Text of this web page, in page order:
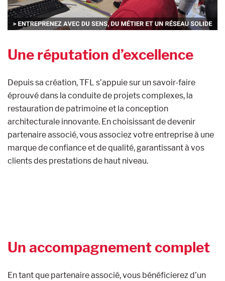
Une réputation d’excellence
Depuis sa création, TFL s’appuie sur un savoir-faire
éprouvé dans la conduite de projets complexes, la
restauration de patrimoine et la conception
architecturale innovante. En choisissant de devenir
partenaire associé, vous associez votre entreprise à une
marque de confiance et de qualité, garantissant à vos
clients des prestations de haut niveau.
Un accompagnement complet
En tant que partenaire associé, vous bénéficierez d’un